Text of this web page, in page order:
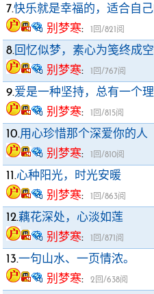
7.快乐就是幸福的，适合自
别梦寒: 1回/821阅
8.回忆似梦，素心为笺终成空
别梦寒: 1回/767阅
9.爱是一种坚持，总有一个
别梦寒: 1回/815阅
10.用心珍惜那个深爱你的人
别梦寒: 1回/810阅
11.心种阳光，时光安暖
别梦寒: 1回/863阅
12.藕花深处，心淡如莲
别梦寒: 1回/871阅
13.一句山水、一页情浓。
别梦寒: 2回/638阅